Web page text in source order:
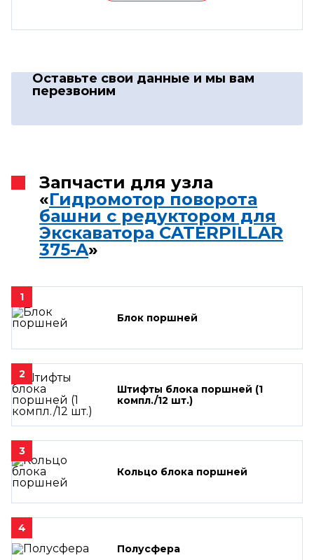
Оставьте свои данные и мы вам
перезвоним
Запчасти для узла
«Гидромотор поворота
башни с редуктором для
Экскаватора CATERPILLAR
375-A»
1
Блок поршней
2
Штифты блока поршней (1
компл./12 шт.)
3
Кольцо блока поршней
4
Полусфера